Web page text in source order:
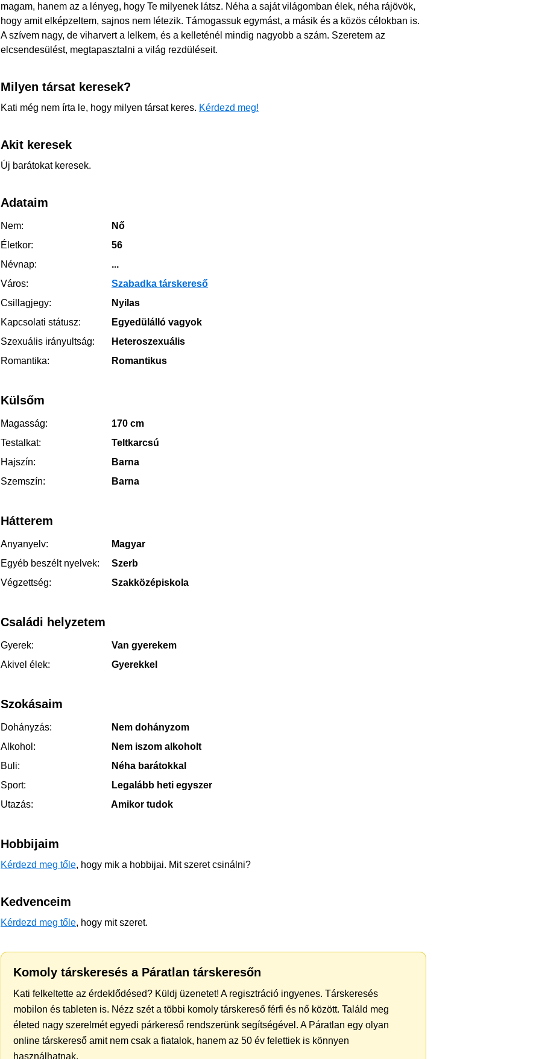
magam, hanem az a lényeg, hogy Te milyenek látsz. Néha a saját világomban élek, néha rájövök,
hogy amit elképzeltem, sajnos nem létezik. Támogassuk egymást, a másik és a közös célokban is.
A szívem nagy, de viharvert a lelkem, és a kelleténél mindig nagyobb a szám. Szeretem az
elcsendesülést, megtapasztalni a világ rezdüléseit.
Milyen társat keresek?
Kati még nem írta le, hogy milyen társat keres. Kérdezd meg!
Akit keresek
Új barátokat keresek.
Adataim
Nem:
Nő
Életkor:
56
Névnap:
...
Város:
Szabadka társkereső
Csillagjegy:
Nyilas
Kapcsolati státusz:
Egyedülálló vagyok
Szexuális irányultság:
Heteroszexuális
Romantika:
Romantikus
Külsőm
Magasság:
170 cm
Testalkat:
Teltkarcsú
Hajszín:
Barna
Szemszín:
Barna
Hátterem
Anyanyelv:
Magyar
Egyéb beszélt nyelvek:
Szerb
Végzettség:
Szakközépiskola
Családi helyzetem
Gyerek:
Van gyerekem
Akivel élek:
Gyerekkel
Szokásaim
Dohányzás:
Nem dohányzom
Alkohol:
Nem iszom alkoholt
Buli:
Néha barátokkal
Sport:
Legalább heti egyszer
Utazás:
Amikor tudok
Hobbijaim
Kérdezd meg tőle, hogy mik a hobbijai. Mit szeret csinálni?
Kedvenceim
Kérdezd meg tőle, hogy mit szeret.
Komoly társkeresés a Páratlan társkeresőn
Kati felkeltette az érdeklődésed? Küldj üzenetet! A regisztráció ingyenes. Társkeresés
mobilon és tableten is. Nézz szét a többi komoly társkereső férfi és nő között. Találd meg
életed nagy szerelmét egyedi párkereső rendszerünk segítségével. A Páratlan egy olyan
online társkereső amit nem csak a fiatalok, hanem az 50 év felettiek is könnyen
használhatnak.